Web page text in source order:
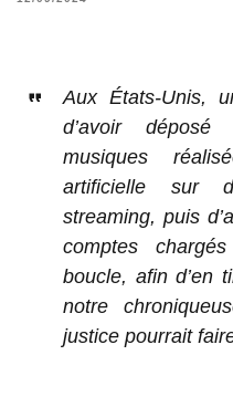
Aux États-Unis,
d’avoir
musiques
artificielle sur
streaming, puis
comptes
boucle, afin d’en
notre
justice pourrait